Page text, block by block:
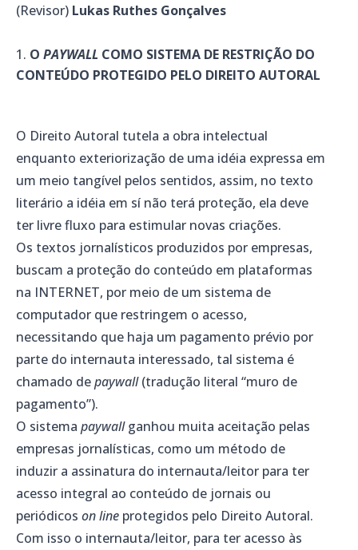
(Revisor) Lukas Ruthes Gonçalves
O PAYWALL COMO SISTEMA DE RESTRIÇÃO DO
CONTEÚDO PROTEGIDO PELO DIREITO AUTORAL
O Direito Autoral tutela a obra intelectual
enquanto exteriorização de uma idéia expressa em
um meio tangível pelos sentidos, assim, no texto
literário a idéia em sí não terá proteção, ela deve
ter livre fluxo para estimular novas criações.
Os textos jornalísticos produzidos por empresas,
buscam a proteção do conteúdo em plataformas
na INTERNET, por meio de um sistema de
computador que restringem o acesso,
necessitando que haja um pagamento prévio por
parte do internauta interessado, tal sistema é
chamado depaywall(tradução literal “muro de
pagamento”).
O sistema paywallganhou muita aceitação pelas
empresas jornalísticas, como um método de
induzir a assinatura do internauta/leitor para ter
acesso integral ao conteúdo de jornais ou
periódicos on line protegidos pelo Direito Autoral.
Com isso o internauta/leitor, para ter acesso às